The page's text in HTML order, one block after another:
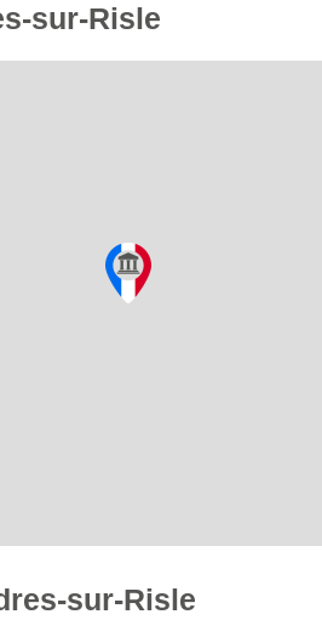
sur-Risle
sur-Risle